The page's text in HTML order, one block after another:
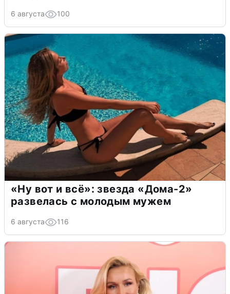
6 августа 100
«Ну вот и всё»: звезда «Дома-2»
развелась с молодым мужем
6 августа 116